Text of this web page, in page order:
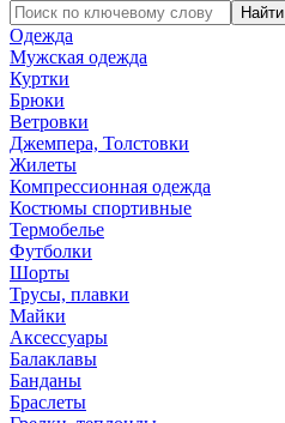
Найти
Одежда
Мужская одежда
Куртки
Брюки
Ветровки
Джемпера, Толстовки
Жилеты
Компрессионная одежда
Костюмы спортивные
Термобелье
Футболки
Шорты
Трусы, плавки
Майки
Аксессуары
Балаклавы
Банданы
Браслеты